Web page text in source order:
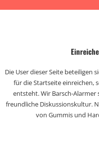
Die User dieser Seite beteiligen
für die Startseite einreichen,
entsteht. Wir Barsch-
freundliche Diskussionskultur.
von Gummis und